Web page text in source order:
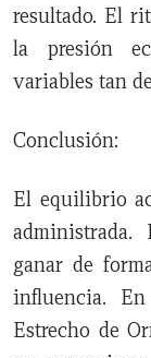
resultado. El
la presión
variables tan
Conclusión:
El equilibrio
ganar de
influencia.
Estrecho de